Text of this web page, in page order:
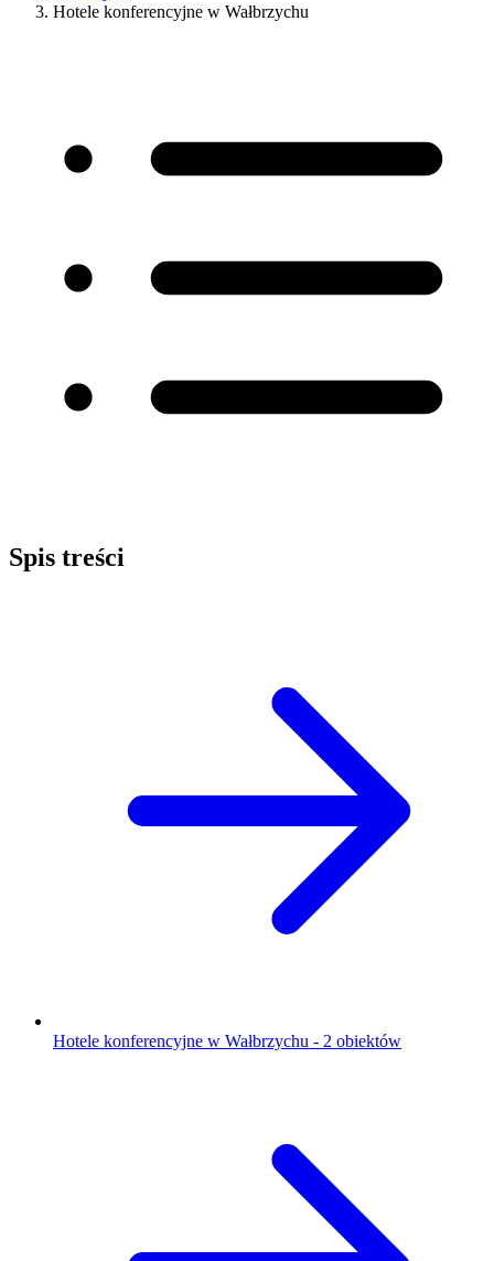
Hotele konferencyjne w Wałbrzychu
Spis treści
Hotele konferencyjne w Wałbrzychu - 2 obiektów